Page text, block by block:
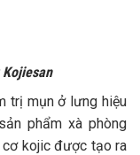
trị mụn ở lưng hiệu
phẩm xà phòng
cơ kojic được tạo ra